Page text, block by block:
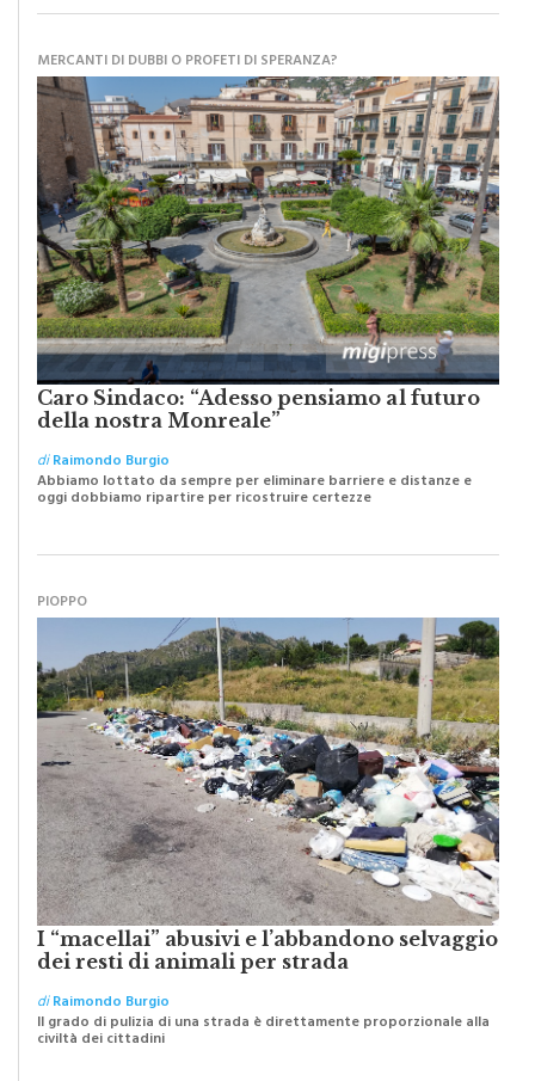
MATITA DI LEGNO
MERCANTI DI DUBBI O PROFETI DI SPERANZA?
Caro Sindaco: “Adesso pensiamo al futuro
della nostra Monreale”
diRaimondo Burgio
I “macellai” abusivi e l’abbandono selvaggio
dei resti di animali per strada
diRaimondo Burgio